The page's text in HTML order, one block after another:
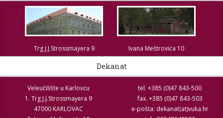
Trg J.J.Strossmayera 9 Ivana Meštrovića 10
Dekanat
Veleučilište u Karlovcu
1. Trg J.J.Strossmayera 9
47000 KARLOVAC
tel. +385 (0)47 843-500
fax. +385 (0)47 843-503
e-pošta: dekanat(at)vuka.hr